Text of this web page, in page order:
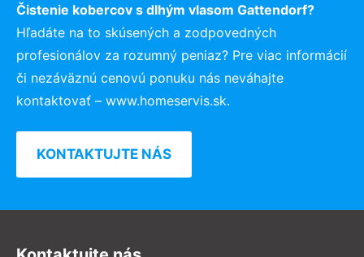
Čistenie kobercov s dlhým vlasom Gattendorf?
Hľadáte na to skúsených a zodpovedných
profesionálov za rozumný peniaz? Pre viac informácií
či nezáväznú cenovú ponuku nás neváhajte
kontaktovať – www.homeservis.sk.
KONTAKTUJTE NÁS